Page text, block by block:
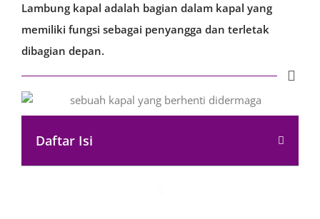
Lambung kapal adalah bagian dalam kapal yang
memiliki fungsi sebagai penyangga dan terletak
dibagian depan.
Daftar Isi